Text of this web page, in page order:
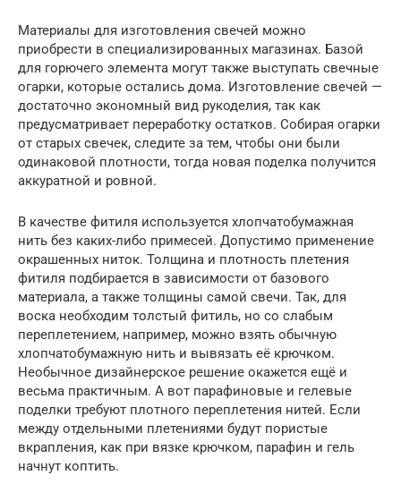
Материалы для изготовления свечей можно
приобрести в специализированных магазинах. Базой
для горючего элемента могут также выступать свечные
огарки, которые остались дома. Изготовление свечей —
достаточно экономный вид рукоделия, так как
предусматривает переработку остатков. Собирая огарки
от старых свечек, следите за тем, чтобы они были
одинаковой плотности, тогда новая поделка получится
аккуратной и ровной.
В качестве фитиля используется хлопчатобумажная
нить без каких-либо примесей. Допустимо применение
окрашенных ниток. Толщина и плотность плетения
фитиля подбирается в зависимости от базового
материала, а также толщины самой свечи. Так, для
воска необходим толстый фитиль, но со слабым
переплетением, например, можно взять обычную
хлопчатобумажную нить и вывязать её крючком.
Необычное дизайнерское решение окажется ещё и
весьма практичным. А вот парафиновые и гелевые
поделки требуют плотного переплетения нитей. Если
между отдельными плетениями будут пористые
вкрапления, как при вязке крючком, парафин и гель
начнут коптить.